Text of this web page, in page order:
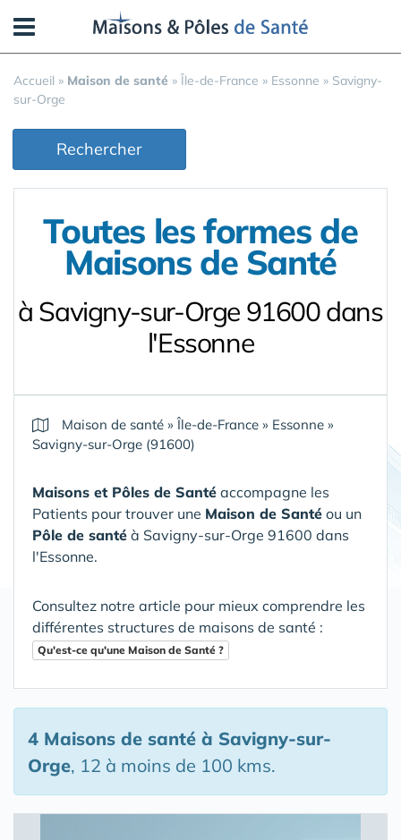
Accueil » Maison de santé » Île-de-France » Essonne » Savigny-
sur-Orge
Rechercher
Toutes les formes de
Maisons de Santé
à Savigny-sur-Orge 91600 dans
l'Essonne
Maison de santé »Île-de-France » Essonne »
Savigny-sur-Orge (91600)
Maisons et Pôles de Santé accompagne les
Patients pour trouver une Maison de Santé ou un
Pôle de santé à Savigny-sur-Orge 91600 dans
l'Essonne.
Consultez notre article pour mieux comprendre les
différentes structures de maisons de santé :
Qu'est-ce qu'une Maison de Santé ?
4 Maisons de santé à Savigny-sur-
Orge, 12 à moins de 100 kms.
Panneau de gestion des cookies